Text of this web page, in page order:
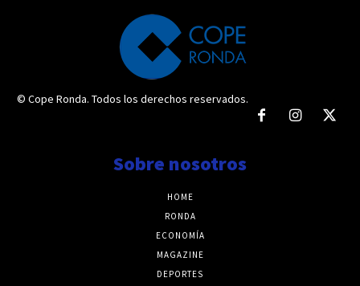
© Cope Ronda. Todos los derechos reservados.
Sobre nosotros
HOME
RONDA
ECONOMÍA
MAGAZINE
DEPORTES